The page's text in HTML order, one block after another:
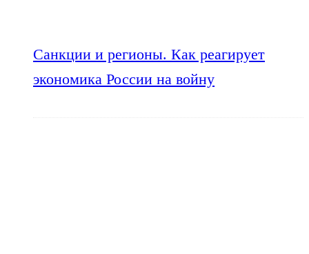
Санкции и регионы. Как реагирует
экономика России на войну